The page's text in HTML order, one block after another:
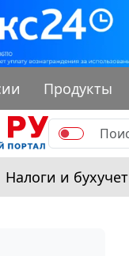
Продукты
Налоги и бухучет